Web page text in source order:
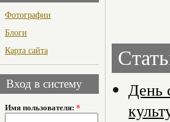
Фотографии
Блоги
Карта сайта
Вход в систему
Имя пользователя: *
День